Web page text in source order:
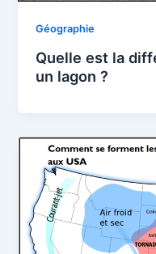
Géographie
Quelle est la
un lagon ?